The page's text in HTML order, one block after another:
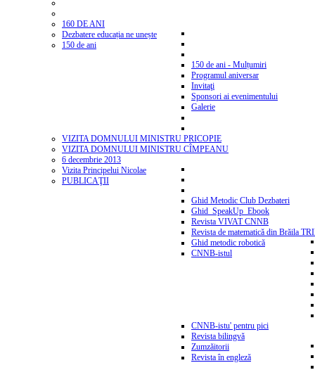
160 DE ANI
Dezbatere educația ne unește
150 de ani
150 de ani - Mulțumiri
Programul aniversar
Invitaţi
Sponsori ai evenimentului
Galerie
VIZITA DOMNULUI MINISTRU PRICOPIE
VIZITA DOMNULUI MINISTRU CÎMPEANU
6 decembrie 2013
Vizita Principelui Nicolae
PUBLICAŢII
Ghid Metodic Club Dezbateri
Ghid_SpeakUp_Ebook
Revista VIVAT CNNB
Revista de matematică din Brăila
Ghid metodic robotică
CNNB-istul
CNNB-istu' pentru pici
Revista bilingvă
Zumzăitorii
Revista în engleză